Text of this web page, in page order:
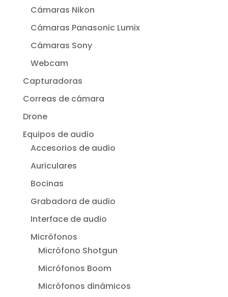
Cámaras Nikon
Cámaras Panasonic Lumix
Cámaras Sony
Webcam
Capturadoras
Correas de cámara
Drone
Equipos de audio
Accesorios de audio
Auriculares
Bocinas
Grabadora de audio
Interface de audio
Micrófonos
Micrófono Shotgun
Micrófonos Boom
Micrófonos dinámicos